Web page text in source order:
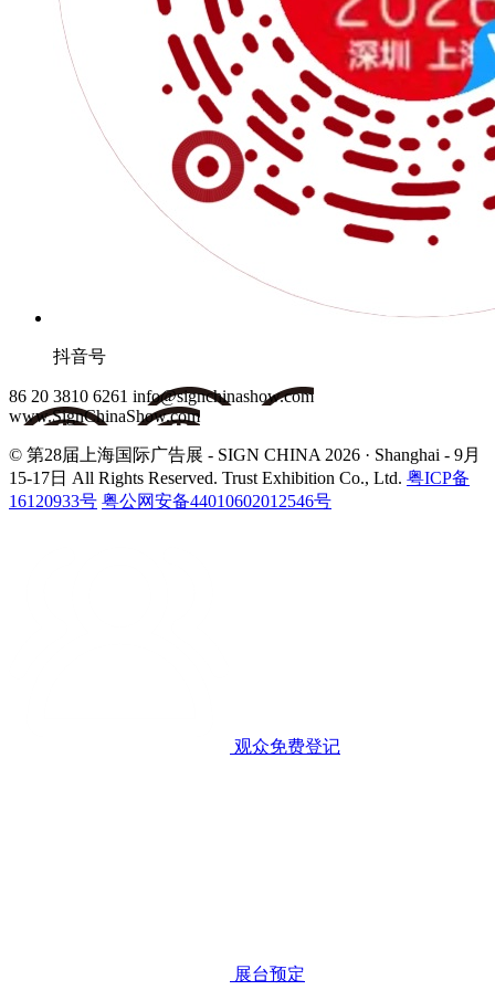
抖音号
86 20 3810 6261 info@signchinashow.com
www.SignChinaShow.com
© 第28届上海国际广告展 - SIGN CHINA 2026 · Shanghai - 9月
15-17日 All Rights Reserved. Trust Exhibition Co., Ltd. 粤ICP备
16120933号 粤公网安备44010602012546号
观众免费登记
展台预定